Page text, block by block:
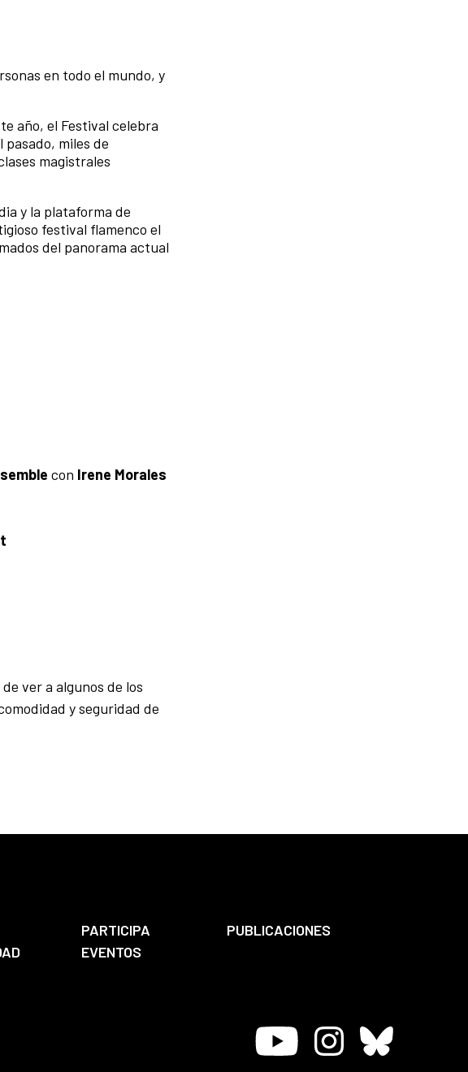
en todo el mundo, y
año, el Festival celebra
pasado, miles de
magistrales
y la plataforma de
festival flamenco el
del panorama actual
con Irene Morales
ver a algunos de los
y seguridad de
PARTICIPA
PUBLICACIONES
EVENTOS
Youtube InstagramBluesky